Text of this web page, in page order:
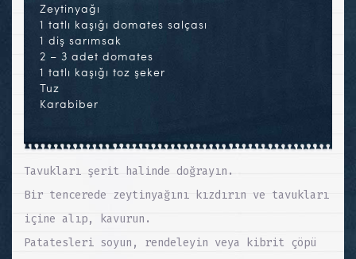
Zeytinyağı
1 tatlı kaşığı domates salçası
1 diş sarımsak
2 – 3 adet domates
1 tatlı kaşığı toz şeker
Tuz
Karabiber
Tavukları şerit halinde doğrayın.
Bir tencerede zeytinyağını kızdırın ve tavukları
içine alıp, kavurun.
Patatesleri soyun, rendeleyin veya kibrit çöpü